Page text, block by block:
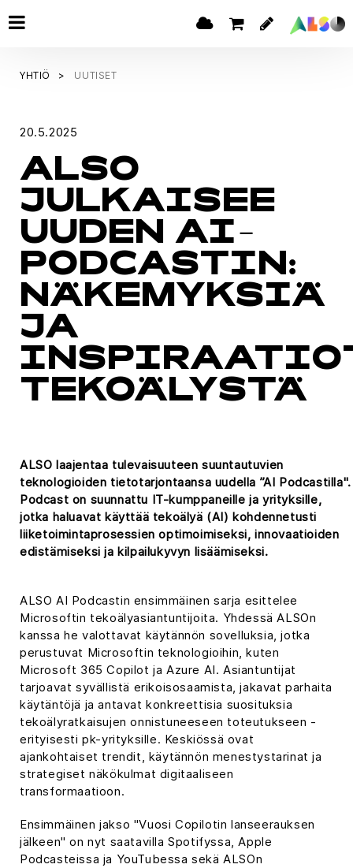
YHTIÖ UUTISET
20.5.2025
ALSO
JULKAISEE
UUDEN AI-
PODCASTIN:
NÄKEMYKSIÄ
JA
TEKOÄLYSTÄ
ALSO laajentaa tulevaisuuteen suuntautuvien
teknologioiden tietotarjontaansa uudella ”AI Podcastilla".
Podcast on suunnattu IT-kumppaneille ja yrityksille,
jotka haluavat käyttää tekoälyä (AI) kohdennetusti
liiketoimintaprosessien optimoimiseksi, innovaatioiden
edistämiseksi ja kilpailukyvyn lisäämiseksi.
ALSO AI Podcastin ensimmäinen sarja esittelee
Microsoftin tekoälyasiantuntijoita. Yhdessä ALSOn
kanssa he valottavat käytännön sovelluksia, jotka
perustuvat Microsoftin teknologioihin, kuten
Microsoft 365 Copilot ja Azure AI. Asiantuntijat
tarjoavat syvällistä erikoisosaamista, jakavat parhaita
käytäntöjä ja antavat konkreettisia suosituksia
tekoälyratkaisujen onnistuneeseen toteutukseen -
erityisesti pk-yrityksille. Keskiössä ovat
ajankohtaiset trendit, käytännön menestystarinat ja
strategiset näkökulmat digitaaliseen
transformaatioon.
Ensimmäinen jakso "Vuosi Copilotin lanseerauksen
jälkeen" on nyt saatavilla Spotifyssa, Apple
Podcasteissa ja YouTubessa sekä ALSOn